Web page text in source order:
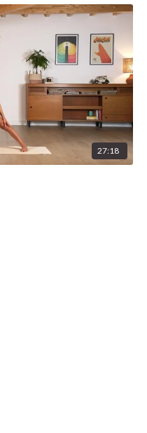
27:18